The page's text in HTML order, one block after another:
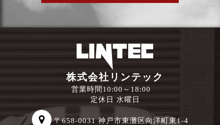
株式会社リンテック
営業時間10:00～18:00
定休日 水曜日
〒658-0031 神戸市東灘区向洋町東1-4